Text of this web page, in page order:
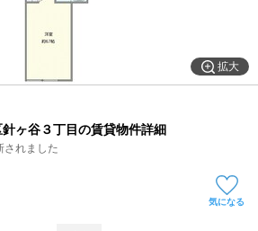
通勤通学時間から
物件特集から
拡大
ヶ谷３丁目の賃貸物件詳細
されました
気になる